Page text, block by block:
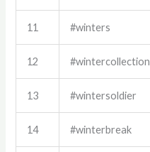
11 #winters
12 #wintercollection
13 #wintersoldier
14 #winterbreak